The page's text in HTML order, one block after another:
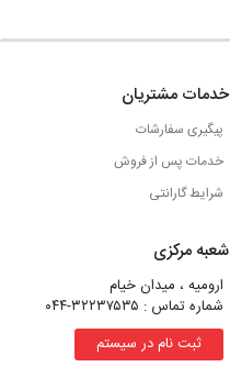
خدمات مشتریان
پیگیری سفارشات
خدمات پس از فروش
شرایط گارانتی
شعبه مرکزی
ارومیه ، میدان خیام
شماره تماس : ۳۲۲۳۷۵۳۵-۰۴۴
ثبت نام در سیستم